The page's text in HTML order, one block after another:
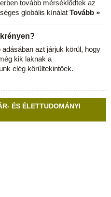
tovább mérséklődtek az
globális kínálat Tovább »
adásában azt járjuk körül, hogy
kik laknak a
elég körültekintőek.
ÉS ÉLETTUDOMÁNYI